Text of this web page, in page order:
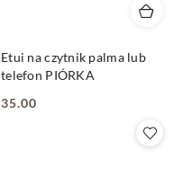
Etui na czytnik palma lub
telefon PIÓRKA
Cena:
35.00